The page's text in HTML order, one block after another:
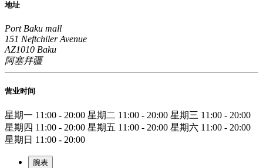
地址
Port Baku mall
151 Neftchiler Avenue
AZ1010 Baku
阿塞拜疆
营业时间
星期一 11:00 - 20:00 星期二 11:00 - 20:00 星期三 11:00 - 20:00
星期四 11:00 - 20:00 星期五 11:00 - 20:00 星期六 11:00 - 20:00
星期日 11:00 - 20:00
腕表